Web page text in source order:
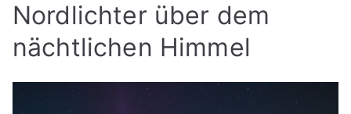
Nordlichter über dem
nächtlichen Himmel